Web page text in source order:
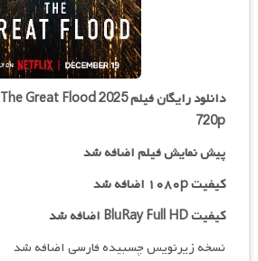
دانلود رایگان فیلمThe Great Flood 2025
720p
پیش نمایش فیلم اضافه شد
کیفیت ۱۰۸۰p اضافه شد
کیفیت BluRay Full HD اضافه شد
نسخه زیرنویس چسبیده فارسی اضافه شد